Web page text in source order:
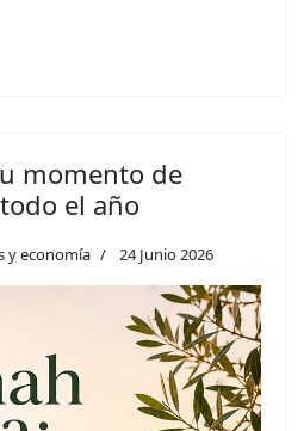
momento de
el año
y economía 24 Junio 2026